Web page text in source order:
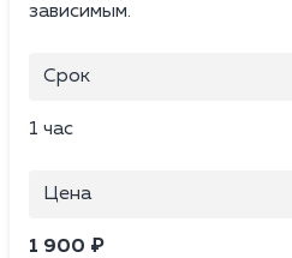
зависимым.
Срок
1 час
Цена
1 900 ₽